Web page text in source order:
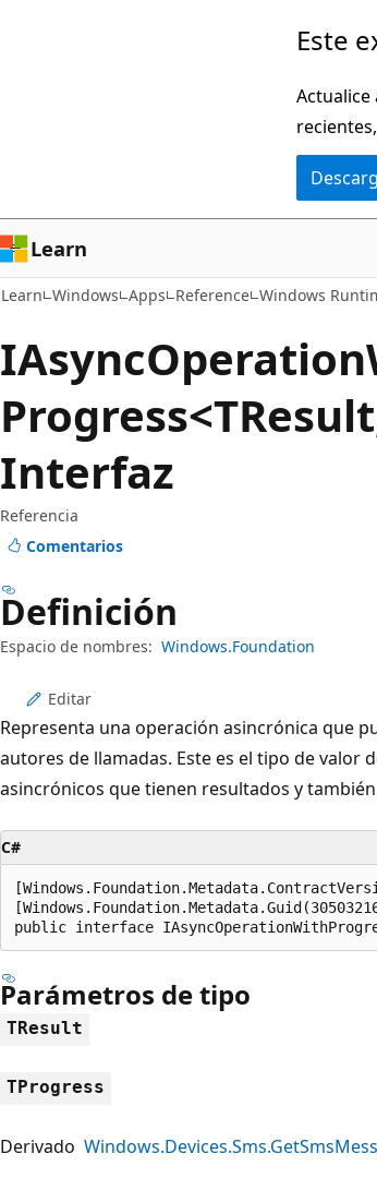
página
Este
Actualice
Learn
Learn Windows Apps Reference Windows
IAsyncOperation
Interfaz
Referencia
Comentarios
Definición
Espacio de nombres: Windows.Foundation
Editar
Representa una operación asincrónica que
autores de llamadas. Este es el tipo de
asincrónicos que tienen resultados y
C#
public interface
Parámetros de tipo
TResult
TProgress
Derivado